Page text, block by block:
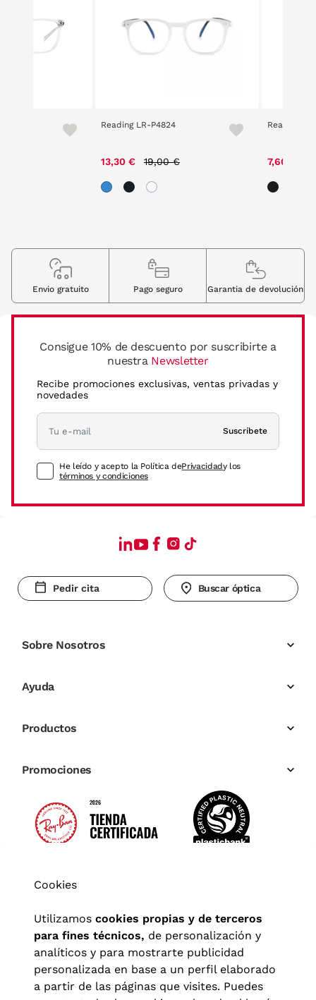
Reading LR-P4824
13,30 € 19,00 €
Reading
7,60 €
Consigue 10% de descuento por suscribirte a
nuestra Newsletter
Recibe promociones exclusivas, ventas privadas y
novedades
Suscríbete
He leído y acepto la Política dePrivacidady los
términos y condiciones
Envio gratuito Pago seguro Garantia de devolución
Pedir cita Buscar óptica
Sobre Nosotros
Ayuda
Productos
Promociones
Cookies
Utilizamos cookies propias y de terceros
para fines técnicos, de personalización y
analíticos y para mostrarte publicidad
personalizada en base a un perfil elaborado
a partir de las páginas que visites. Puedes